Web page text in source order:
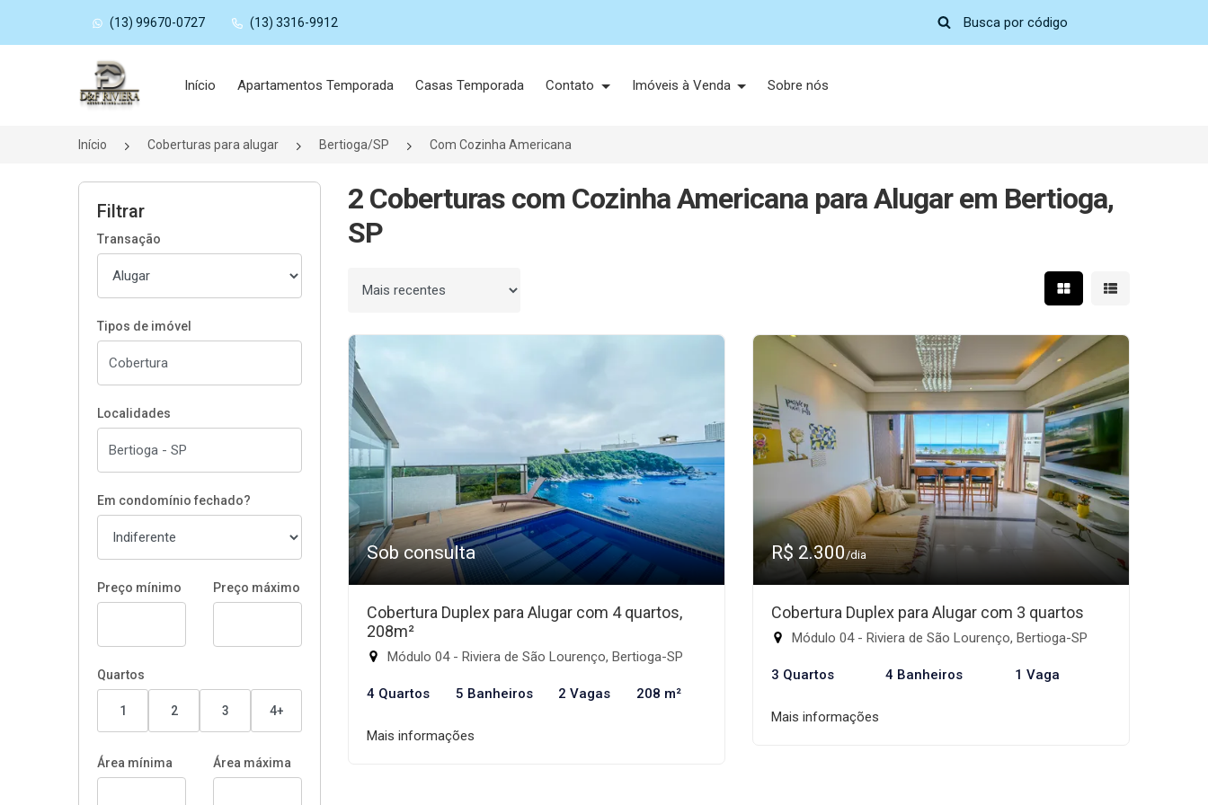
(13) 99670-0727 (13) 3316-9912
Página inicial
Início Apartamentos Temporada Casas Temporada Contato Imóveis à Venda Sobre nós
Início Coberturas para alugar Bertioga/SP Com Cozinha Americana
Filtrar
Transação
Tipos de imóvel
Localidades
Em condomínio fechado?
Preço mínimo Preço máximo
Quartos
1 2 3 4+
Área mínima Área máxima
2 Coberturas com Cozinha Americana para Alugar em Bertioga,
SP
Ordenar por Mostrar resultados em
Mostrar
Sob consulta
Cobertura Duplex para Alugar com 4 quartos,
208m²
Módulo 04 - Riviera de São Lourenço, Bertioga-SP
4 Quartos 5 Banheiros 2 Vagas 208 m²
Mais informações
R$ 2.300/dia
Cobertura Duplex para Alugar com 3 quartos
Módulo 04 - Riviera de São Lourenço, Bertioga-SP
3 Quartos 4 Banheiros 1 Vaga
Mais informações